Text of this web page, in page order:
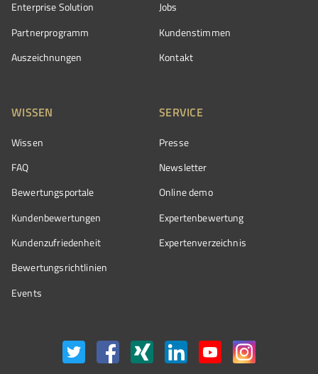
Enterprise Solution
Partnerprogramm
Auszeichnungen
Jobs
Kundenstimmen
Kontakt
WISSEN
Wissen
FAQ
Bewertungsportale
Kundenbewertungen
Kundenzufriedenheit
Bewertungs­richtlinien
Events
SERVICE
Presse
Newsletter
Online demo
Expertenbewertung
Expertenverzeichnis